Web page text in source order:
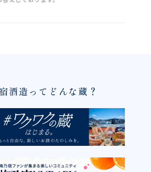
酒造ってどんな蔵？